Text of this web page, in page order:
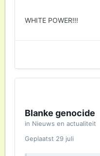
de mond gesnoerd
WHITE POWER!!!
Blanke genocide
in Nieuws en actualiteit
Geplaatst 29 juli